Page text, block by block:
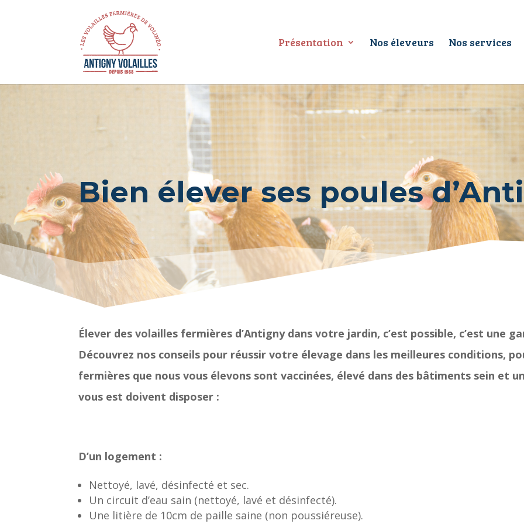
Présentation Nos éleveurs Nos services
Bien élever ses poules
Élever des volailles fermières d’Antigny dans votre jardin, c’est possible, c’est une
Découvrez nos conseils pour réussir votre élevage dans les meilleures conditions,
fermières que nous vous élevons sont vaccinées, élevé dans des bâtiments sein et
vous est doivent disposer :
D’un logement :
Nettoyé, lavé, désinfecté et sec.
Un circuit d’eau sain (nettoyé, lavé et désinfecté).
Une litière de 10cm de paille saine (non poussiéreuse).